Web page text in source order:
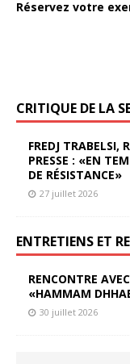
Réservez votre
CRITIQUE DE LA
FREDJ TRABELSI,
PRESSE : «EN
DE RÉSISTANCE»
27 juillet 2026
ENTRETIENS ET
RENCONTRE
«HAMMAM
30 juillet 2026